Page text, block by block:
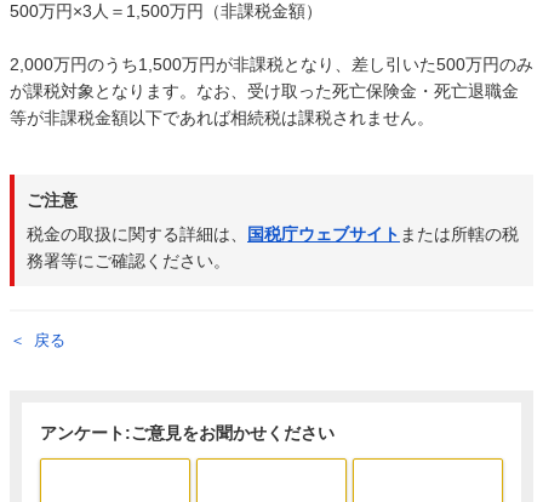
500万円×3人＝1,500万円（非課税金額）
2,000万円のうち1,500万円が非課税となり、差し引いた500万円のみ
が課税対象となります。なお、受け取った死亡保険金・死亡退職金
等が非課税金額以下であれば相続税は課税されません。
ご注意
税金の取扱に関する詳細は、 国税庁ウェブサイト または所轄の税
務署等にご確認ください。
戻る
アンケート:ご意見をお聞かせください